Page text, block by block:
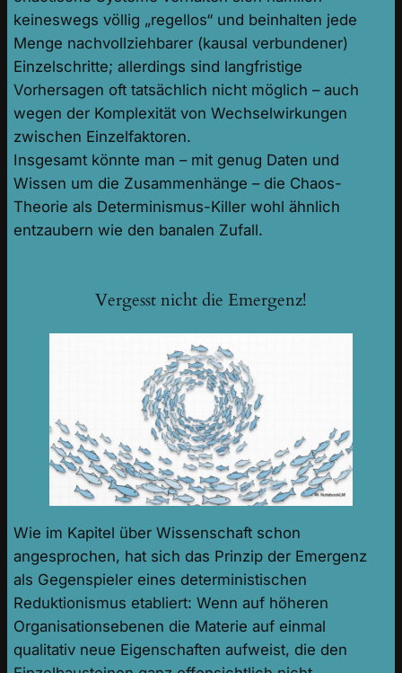
keineswegs völlig „regellos“ und beinhalten jede
Menge nachvollziehbarer (kausal verbundener)
Einzelschritte; allerdings sind langfristige
Vorhersagen oft tatsächlich nicht möglich – auch
wegen der Komplexität von Wechselwirkungen
zwischen Einzelfaktoren.
Insgesamt könnte man – mit genug Daten und
Wissen um die Zusammenhänge – die Chaos-
Theorie als Determinismus-Killer wohl ähnlich
entzaubern wie den banalen Zufall.
Vergesst nicht die Emergenz!
Wie im Kapitel über Wissenschaft schon
angesprochen, hat sich das Prinzip der Emergenz
als Gegenspieler eines deterministischen
Reduktionismus etabliert: Wenn auf höheren
Organisationsebenen die Materie auf einmal
qualitativ neue Eigenschaften aufweist, die den